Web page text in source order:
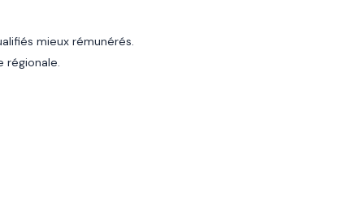
mieux rémunérés.
régionale.